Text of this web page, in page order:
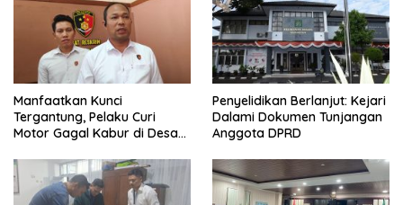
Manfaatkan Kunci
Tergantung, Pelaku Curi
Motor Gagal Kabur di Desa
Penyelidikan Berlanjut: Kejari
Dalami Dokumen Tunjangan
Anggota DPRD